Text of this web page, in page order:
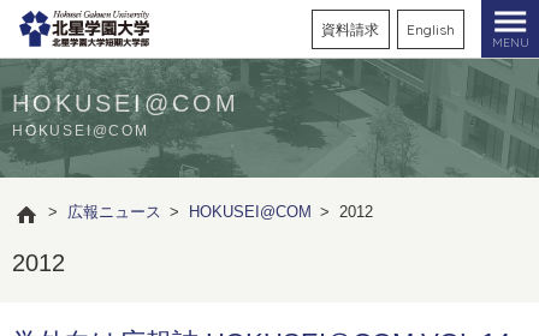
資料請求 English
MENU
HOKUSEI@COM
HOKUSEI@COM
> 広報ニュース > HOKUSEI@COM > 2012
2012